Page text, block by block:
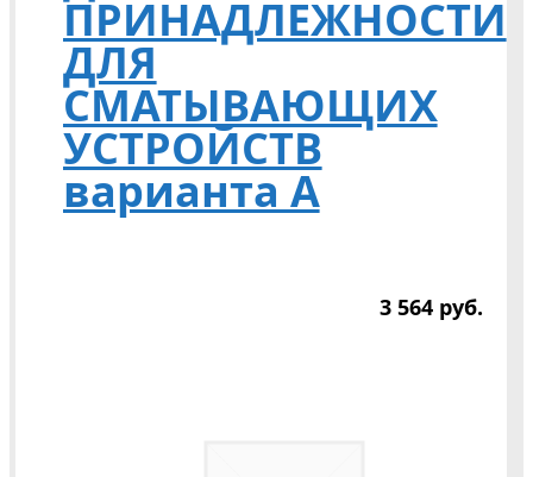
ПРИНАДЛЕЖНОСТИ
ДЛЯ
СМАТЫВАЮЩИХ
УСТРОЙСТВ
варианта А
3 564 руб.